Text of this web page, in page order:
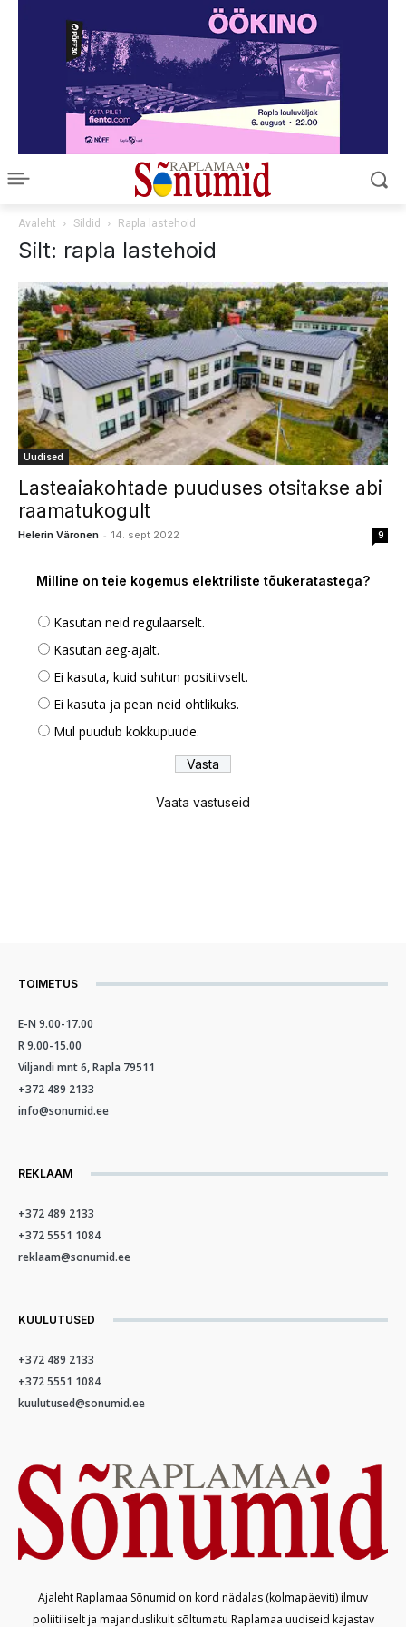
Avaleht Sildid Rapla lastehoid
Silt: rapla lastehoid
Uudised
Lasteaiakohtade puuduses otsitakse abi
raamatukogult
Helerin Väronen - 14. sept 2022 9
Milline on teie kogemus elektriliste tõukeratastega?
Kasutan neid regulaarselt.
Kasutan aeg-ajalt.
Ei kasuta, kuid suhtun positiivselt.
Ei kasuta ja pean neid ohtlikuks.
Mul puudub kokkupuude.
Vaata vastuseid
TOIMETUS
E-N 9.00-17.00
R 9.00-15.00
Viljandi mnt 6, Rapla 79511
+372 489 2133
info@sonumid.ee
REKLAAM
+372 489 2133
+372 5551 1084
reklaam@sonumid.ee
KUULUTUSED
+372 489 2133
+372 5551 1084
kuulutused@sonumid.ee
Ajaleht Raplamaa Sõnumid on kord nädalas (kolmapäeviti) ilmuv
poliitiliselt ja majanduslikult sõltumatu Raplamaa uudiseid kajastav